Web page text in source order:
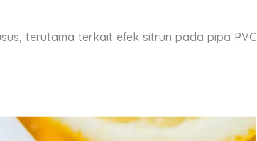
terutama terkait efek sitrun pada pipa PVC